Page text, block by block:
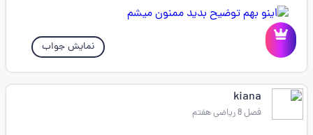
نمایش جواب
kiana
فصل 8 ریاضی هفتم